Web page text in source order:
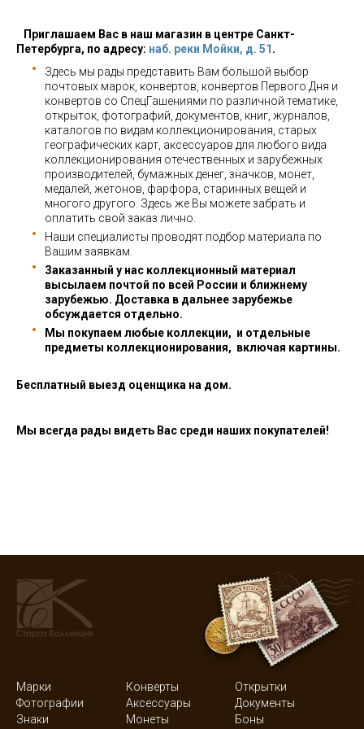
Приглашаем Вас в наш магазин в центре Санкт-
Петербурга, по адресу: наб. реки Мойки, д. 51 .
Здесь мы рады представить Вам большой выбор
почтовых марок, конвертов, конвертов Первого Дня и
конвертов со СпецГашениями по различной тематике,
открыток, фотографий, документов, книг, журналов,
каталогов по видам коллекционирования, старых
географических карт, аксессуаров для любого вида
коллекционирования отечественных и зарубежных
производителей, бумажных денег, значков, монет,
медалей, жетонов, фарфора, старинных вещей и
многого другого. Здесь же Вы можете забрать и
оплатить свой заказ лично.
Наши специалисты проводят подбор материала по
Вашим заявкам.
Заказанный у нас коллекционный материал
высылаем почтой по всей России и ближнему
зарубежью. Доставка в дальнее зарубежье
обсуждается отдельно.
Мы покупаем любые коллекции, и отдельные
предметы коллекционирования, включая картины.
Бесплатный выезд оценщика на дом.
Мы всегда рады видеть Вас среди наших покупателей!
Марки Конверты
Открытки
Фотографии
Аксессуары
Документы
Знаки
Монеты Боны